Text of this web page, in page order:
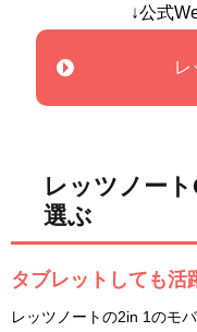
↓公式
レ
レッツノー
選ぶ
タブレットしても活
レッツノートの2in 1のモ